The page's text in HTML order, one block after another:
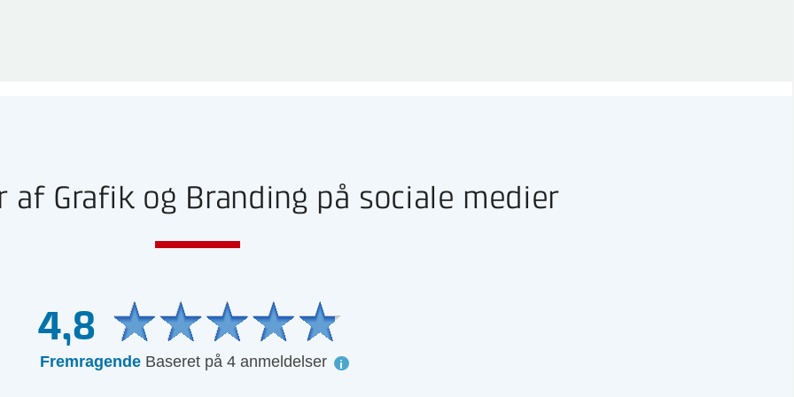
af Grafik og Branding på sociale medier
4,8
Fremragende Baseret på 4 anmeldelser